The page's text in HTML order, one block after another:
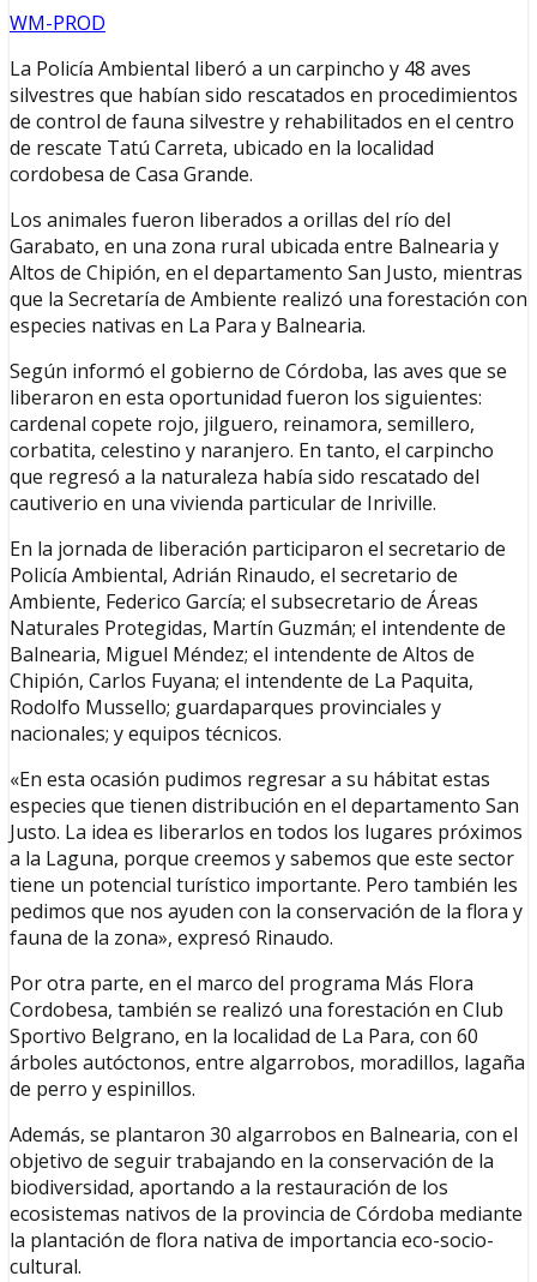
WM-PROD
La Policía Ambiental liberó a un carpincho y 48 aves
silvestres que habían sido rescatados en procedimientos
de control de fauna silvestre y rehabilitados en el centro
de rescate Tatú Carreta, ubicado en la localidad
cordobesa de Casa Grande.
Los animales fueron liberados a orillas del río del
Garabato, en una zona rural ubicada entre Balnearia y
Altos de Chipión, en el departamento San Justo, mientras
que la Secretaría de Ambiente realizó una forestación con
especies nativas en La Para y Balnearia.
Según informó el gobierno de Córdoba, las aves que se
liberaron en esta oportunidad fueron los siguientes:
cardenal copete rojo, jilguero, reinamora, semillero,
corbatita, celestino y naranjero. En tanto, el carpincho
que regresó a la naturaleza había sido rescatado del
cautiverio en una vivienda particular de Inriville.
En la jornada de liberación participaron el secretario de
Policía Ambiental, Adrián Rinaudo, el secretario de
Ambiente, Federico García; el subsecretario de Áreas
Naturales Protegidas, Martín Guzmán; el intendente de
Balnearia, Miguel Méndez; el intendente de Altos de
Chipión, Carlos Fuyana; el intendente de La Paquita,
Rodolfo Mussello; guardaparques provinciales y
nacionales; y equipos técnicos.
«En esta ocasión pudimos regresar a su hábitat estas
especies que tienen distribución en el departamento San
Justo. La idea es liberarlos en todos los lugares próximos
a la Laguna, porque creemos y sabemos que este sector
tiene un potencial turístico importante. Pero también les
pedimos que nos ayuden con la conservación de la flora y
fauna de la zona», expresó Rinaudo.
Por otra parte, en el marco del programa Más Flora
Cordobesa, también se realizó una forestación en Club
Sportivo Belgrano, en la localidad de La Para, con 60
árboles autóctonos, entre algarrobos, moradillos, lagaña
de perro y espinillos.
Además, se plantaron 30 algarrobos en Balnearia, con el
objetivo de seguir trabajando en la conservación de la
biodiversidad, aportando a la restauración de los
ecosistemas nativos de la provincia de Córdoba mediante
la plantación de flora nativa de importancia eco-socio-
cultural.